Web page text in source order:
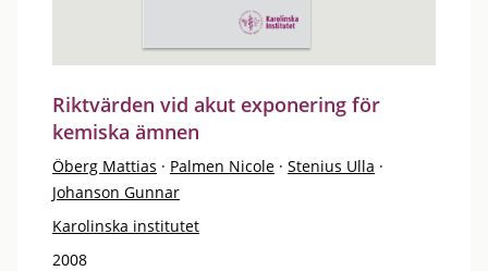
Riktvärden vid akut exponering för
kemiska ämnen
Öberg Mattias · Palmen Nicole · Stenius Ulla ·
Johanson Gunnar
Karolinska institutet
2008